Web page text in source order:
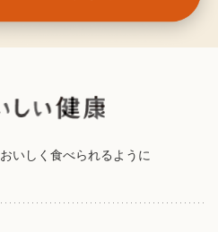
おいしく食べられるように